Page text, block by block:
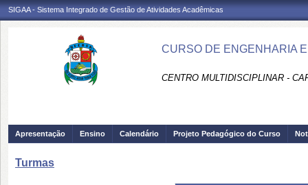
SIGAA - Sistema Integrado de Gestão de Atividades Acadêmicas
CURSO DE ENGENHARIA
CENTRO MULTIDISCIPLINAR -
Apresentação Ensino Calendário Projeto Pedagógico do Curso
Turmas